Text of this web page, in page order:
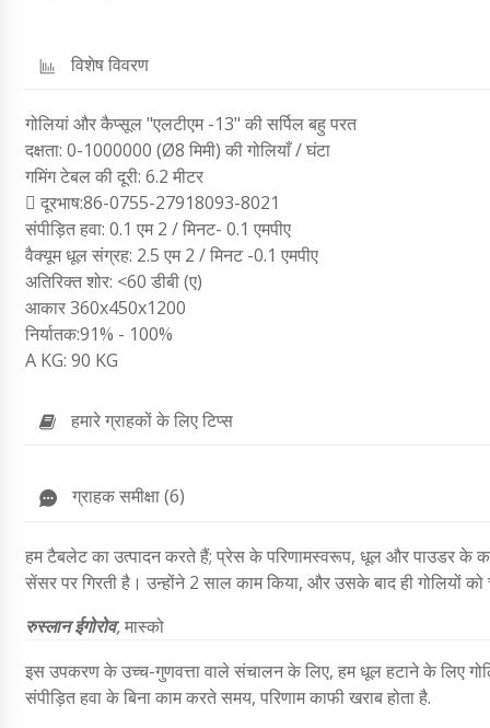
विशेष विवरण
गोलियां और कैप्सूल "एलटीएम -13" की सर्पिल बहु परत
दक्षता: 0-1000000 (Ø8 मिमी) की गोलियाँ / घंटा
गमिंग टेबल की दूरी: 6.2 मीटर
 दूरभाष:86-0755-27918093-8021
संपीड़ित हवा: 0.1 एम 2 / मिनट- 0.1 एमपीए
वैक्यूम धूल संग्रह: 2.5 एम 2 / मिनट -0.1 एमपीए
अतिरिक्त शोर: <60 डीबी (ए)
आकार 360x450x1200
निर्यातक:91% - 100%
A KG: 90 KG
हमारे ग्राहकों के लिए टिप्स
ग्राहक समीक्षा (6)
हम टैबलेट का उत्पादन करते हैं; प्रेस के परिणामस्वरूप, धूल और पाउडर के
सेंसर पर गिरती है। उन्होंने 2 साल काम किया, और उसके बाद ही गोलियों
रुस्लान ईगोरोव,मास्को
इस उपकरण के उच्च-गुणवत्ता वाले संचालन के लिए, हम धूल हटाने के लिए
संपीड़ित हवा के बिना काम करते समय, परिणाम काफी खराब होता है.